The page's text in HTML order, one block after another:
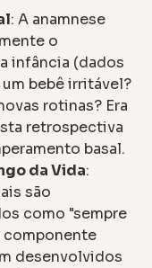
: A anamnese
o
infância (dados
bebê irritável?
rotinas? Era
retrospectiva
basal.
da Vida:
são
como "sempre
desenvolvidos